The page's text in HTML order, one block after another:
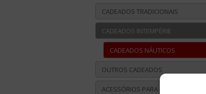
CADEADOS TRADICIONAIS
CADEADOS INTEMPÉRIE
CADEADOS NÁUTICOS
OUTROS CADEADOS
ACESSÓRIOS PARA CADEADOS